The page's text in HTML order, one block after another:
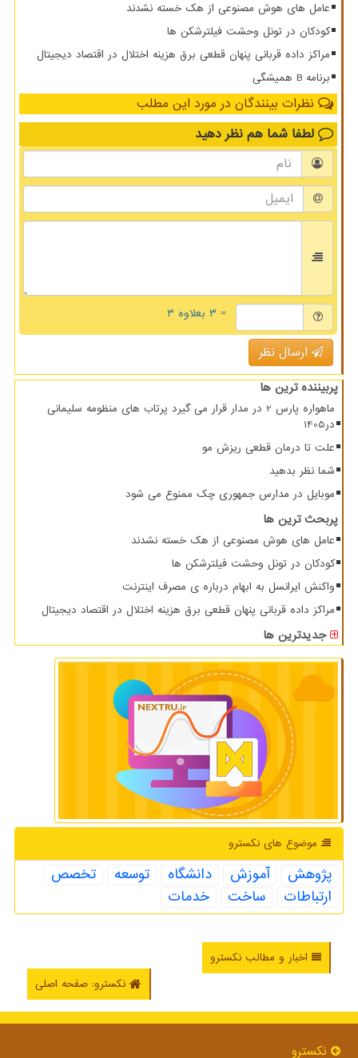
عامل های هوش مصنوعی از هک خسته نشدند
کودکان در تونل وحشت فیلترشکن ها
مراکز داده قربانی پنهان قطعی برق هزینه اختلال در اقتصاد دیجیتال
برنامه B همیشگی
نظرات بینندگان در مورد این مطلب
لطفا شما هم نظر دهید
= ۳ بعلاوه ۳
ارسال نظر
پربیننده ترین ها
ماهواره پارس 2 در مدار قرار می گیرد پرتاب های منظومه سلیمانی
در1405
علت تا درمان قطعی ریزش مو
شما نظر بدهید
موبایل در مدارس جمهوری چک ممنوع می شود
پربحث ترین ها
عامل های هوش مصنوعی از هک خسته نشدند
کودکان در تونل وحشت فیلترشکن ها
واکنش ایرانسل به ابهام درباره ی مصرف اینترنت
مراکز داده قربانی پنهان قطعی برق هزینه اختلال در اقتصاد دیجیتال
جدیدترین ها
موضوع های نكسترو
پژوهش آموزش دانشگاه توسعه
تخصص
ارتباطات
ساخت خدمات
اخبار و مطالب نکسترو
نکسترو: صفحه اصلی
نكسترو